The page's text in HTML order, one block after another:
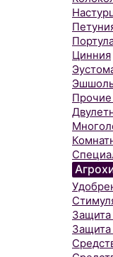
Цинния
Защита
Защита